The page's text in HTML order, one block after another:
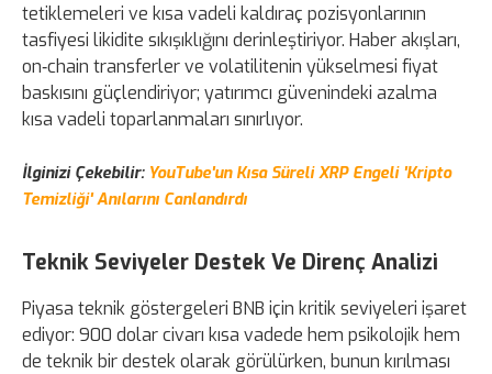
tetiklemeleri ve kısa vadeli kaldıraç pozisyonlarının
tasfiyesi likidite sıkışıklığını derinleştiriyor. Haber akışları,
on‑chain transferler ve volatilitenin yükselmesi fiyat
baskısını güçlendiriyor; yatırımcı güvenindeki azalma
kısa vadeli toparlanmaları sınırlıyor.
İlginizi Çekebilir: YouTube'un Kısa Süreli XRP Engeli 'Kripto
Temizliği' Anılarını Canlandırdı
Teknik Seviyeler Destek Ve Direnç Analizi
Piyasa teknik göstergeleri BNB için kritik seviyeleri işaret
ediyor: 900 dolar civarı kısa vadede hem psikolojik hem
de teknik bir destek olarak görülürken, bunun kırılması